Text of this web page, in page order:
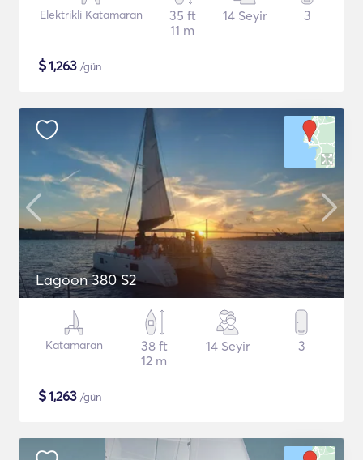
Elektrikli Katamaran
35 ft
11 m
14 Seyir 3
$1,263 /gün
Lagoon 380 S2
Katamaran
38 ft
12 m
14 Seyir 3
$1,263 /gün